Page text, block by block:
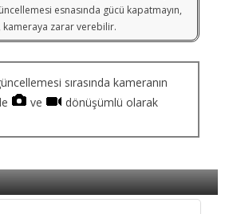
esnasında gücü kapatmayın,
kameraya zarar verebilir.
sırasında kameranın
ve
dönüşümlü olarak